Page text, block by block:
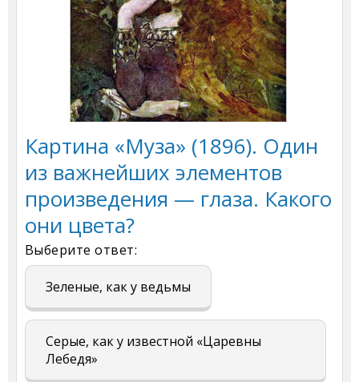
Картина «Муза» (1896). Один
из важнейших элементов
произведения — глаза. Какого
они цвета?
Выберите ответ:
Зеленые, как у ведьмы
Серые, как у известной «Царевны
Лебедя»